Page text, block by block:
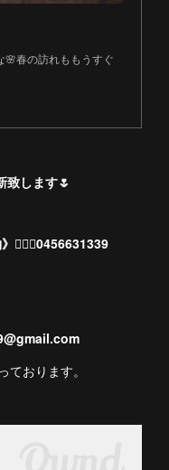
🌸春の訪れももうすぐ
致します🌷
💁🏻‍♀️0456631339
おります。